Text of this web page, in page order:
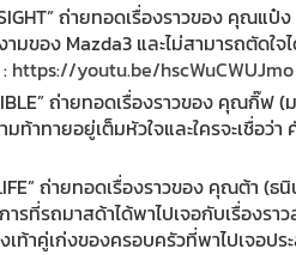
ถ่ายทอดเรื่องราวของ คุณแป๋
มของ Mazda3 และไม่สามารถตัดใ
https://youtu.be/hscWuCWUJmo
ถ่ายทอดเรื่องราวของ คุณกิ๊ฟ
าทายอยู่เต็มหัวใจและใครจะเชื่อว่า
ถ่ายทอดเรื่องราวของ คุณต้า (
ารที่รถมาสด้าได้พาไปเจอกับเรื่องร
ท้าคู่เก่งของครอบครัวที่พาไปเจอป